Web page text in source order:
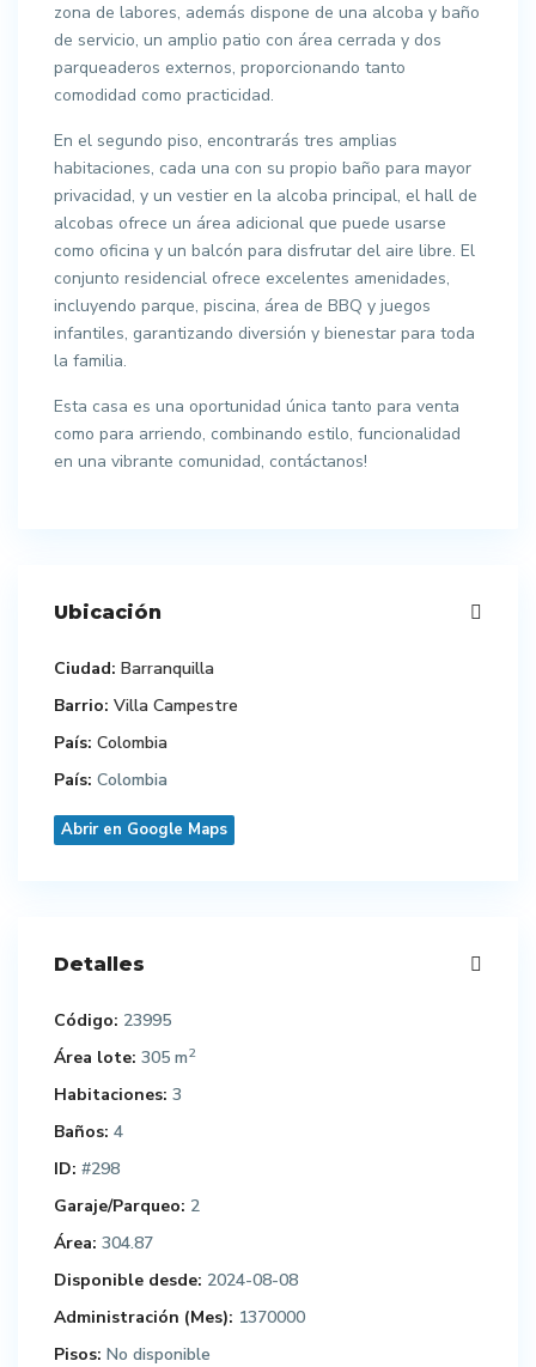
zona de labores, además dispone de una alcoba y baño
de servicio, un amplio patio con área cerrada y dos
parqueaderos externos, proporcionando tanto
comodidad como practicidad.
En el segundo piso, encontrarás tres amplias
habitaciones, cada una con su propio baño para mayor
privacidad, y un vestier en la alcoba principal, el hall de
alcobas ofrece un área adicional que puede usarse
como oficina y un balcón para disfrutar del aire libre. El
conjunto residencial ofrece excelentes amenidades,
incluyendo parque, piscina, área de BBQ y juegos
infantiles, garantizando diversión y bienestar para toda
la familia.
Esta casa es una oportunidad única tanto para venta
como para arriendo, combinando estilo, funcionalidad
en una vibrante comunidad, contáctanos!
Ubicación
Ciudad: Barranquilla
Barrio: Villa Campestre
País: Colombia
País: Colombia
Abrir en Google Maps
Detalles
Código: 23995
Área lote: 305 m2
Habitaciones: 3
Baños: 4
ID: #298
Garaje/Parqueo: 2
Área: 304.87
Disponible desde: 2024-08-08
Administración (Mes): 1370000
Pisos: No disponible